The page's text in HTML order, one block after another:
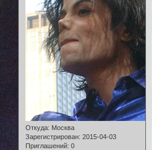
Откуда: Москва
Зарегистрирован: 2015-04-03
Приглашений: 0